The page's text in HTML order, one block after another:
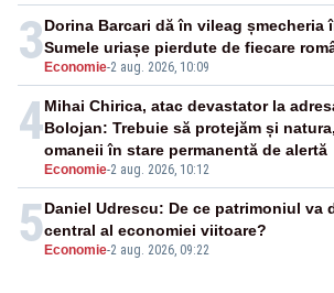
3 Economie-2 aug. 2026, 10:09
Dorina Barcari dă în vileag șmecheria
Sumele uriașe pierdute de fiecare
4
Economie-2 aug. 2026, 10:12
Mihai Chirica, atac devastator la
Bolojan: Trebuie să protejăm și
omaneii în stare permanentă de alertă
5 Economie-2 aug. 2026, 09:22
Daniel Udrescu: De ce patrimoniul va
central al economiei viitoare?